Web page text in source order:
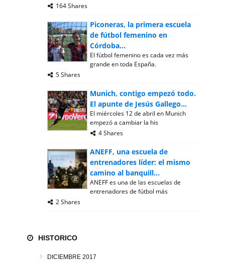
164 Shares
Piconeras, la primera escuela
de fútbol femenino en
Córdoba...
El fútbol femenino es cada vez más
grande en toda España.
5 Shares
Munich, contigo empezó todo.
El apunte de Jesús Gallego...
El miércoles 12 de abril en Munich
empezó a cambiar la his
4 Shares
ANEFF, una escuela de
entrenadores líder: el mismo
camino al banquill...
ANEFF es una de las escuelas de
entrenadores de fútbol más
2 Shares
HISTORICO
DICIEMBRE 2017